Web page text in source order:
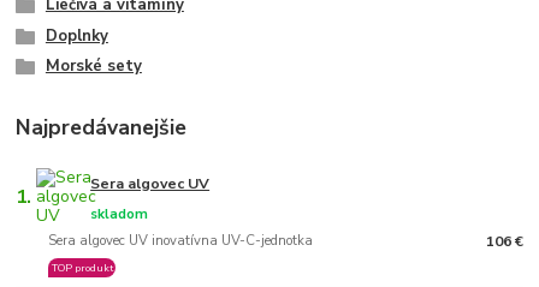
Liečivá a vitamíny
Doplnky
Morské sety
Najpredávanejšie
1. Sera algovec UV
Sera algovec UV inovatívna UV-C-jednotka
skladom
TOP produkt
106 €